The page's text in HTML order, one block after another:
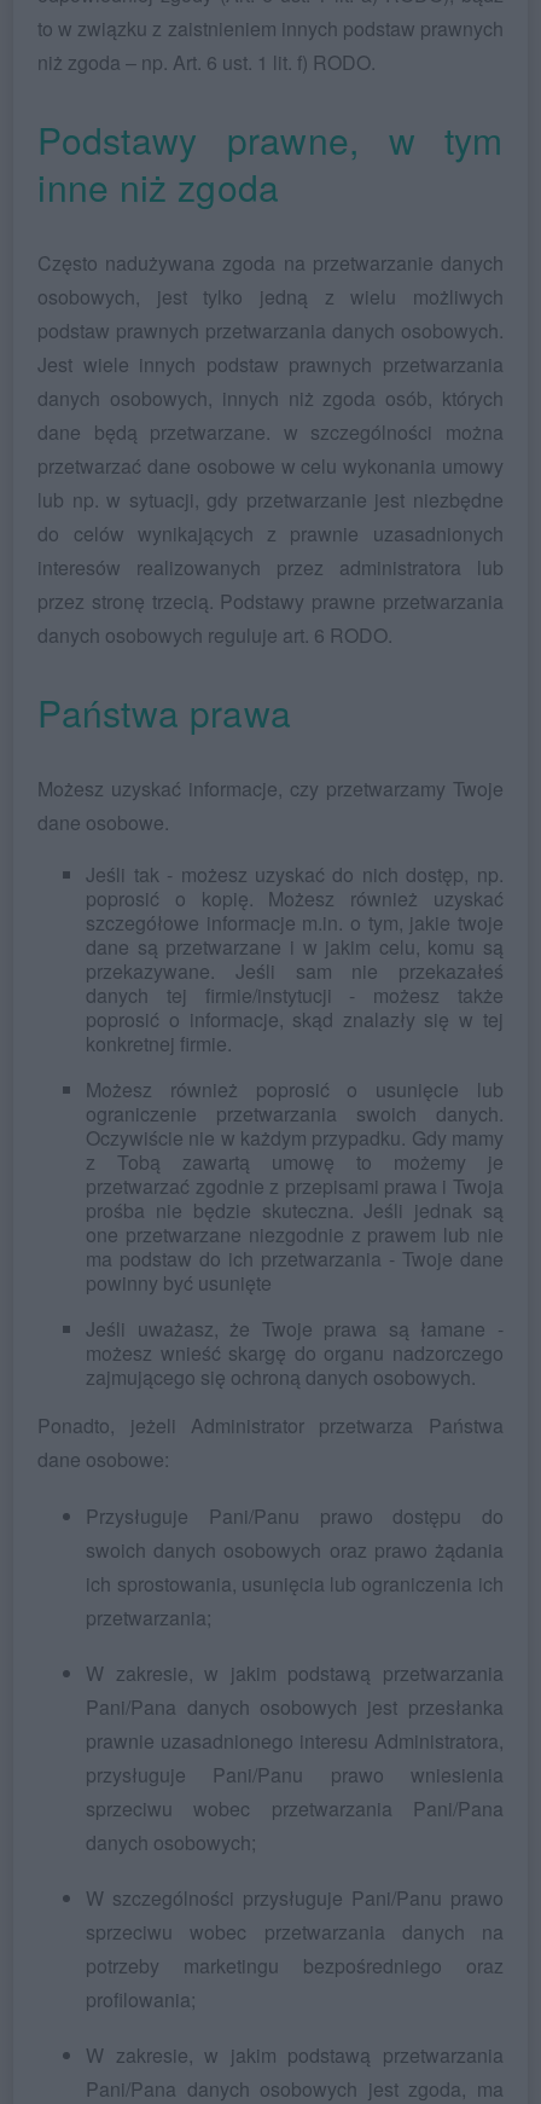
to w związku z zaistnieniem innych podstaw prawnych
niż zgoda – np. Art. 6 ust. 1 lit. f) RODO.
Podstawy prawne, w tym
inne niż zgoda
Często nadużywana zgoda na przetwarzanie danych
osobowych, jest tylko jedną z wielu możliwych
podstaw prawnych przetwarzania danych osobowych.
Jest wiele innych podstaw prawnych przetwarzania
danych osobowych, innych niż zgoda osób, których
dane będą przetwarzane. w szczególności można
przetwarzać dane osobowe w celu wykonania umowy
lub np. w sytuacji, gdy przetwarzanie jest niezbędne
do celów wynikających z prawnie uzasadnionych
interesów realizowanych przez administratora lub
przez stronę trzecią. Podstawy prawne przetwarzania
danych osobowych reguluje art. 6 RODO.
Państwa prawa
Możesz uzyskać informacje, czy przetwarzamy Twoje
dane osobowe.
Jeśli tak - możesz uzyskać do nich dostęp, np.
poprosić o kopię. Możesz również uzyskać
szczegółowe informacje m.in. o tym, jakie twoje
dane są przetwarzane i w jakim celu, komu są
przekazywane. Jeśli sam nie przekazałeś
danych tej firmie/instytucji - możesz także
poprosić o informacje, skąd znalazły się w tej
konkretnej firmie.
Możesz również poprosić o usunięcie lub
ograniczenie przetwarzania swoich danych.
Oczywiście nie w każdym przypadku. Gdy mamy
z Tobą zawartą umowę to możemy je
przetwarzać zgodnie z przepisami prawa i Twoja
prośba nie będzie skuteczna. Jeśli jednak są
one przetwarzane niezgodnie z prawem lub nie
ma podstaw do ich przetwarzania - Twoje dane
powinny być usunięte
Jeśli uważasz, że Twoje prawa są łamane -
możesz wnieść skargę do organu nadzorczego
zajmującego się ochroną danych osobowych.
Ponadto, jeżeli Administrator przetwarza Państwa
dane osobowe:
Przysługuje Pani/Panu prawo dostępu do
swoich danych osobowych oraz prawo żądania
ich sprostowania, usunięcia lub ograniczenia ich
przetwarzania;
W zakresie, w jakim podstawą przetwarzania
Pani/Pana danych osobowych jest przesłanka
prawnie uzasadnionego interesu Administratora,
przysługuje Pani/Panu prawo wniesienia
sprzeciwu wobec przetwarzania Pani/Pana
danych osobowych;
W szczególności przysługuje Pani/Panu prawo
sprzeciwu wobec przetwarzania danych na
potrzeby marketingu bezpośredniego oraz
profilowania;
W zakresie, w jakim podstawą przetwarzania
Pani/Pana danych osobowych jest zgoda, ma